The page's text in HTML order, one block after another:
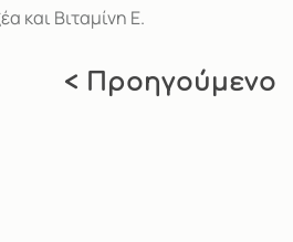
και Βιταμίνη Ε.
< Προηγούμενο